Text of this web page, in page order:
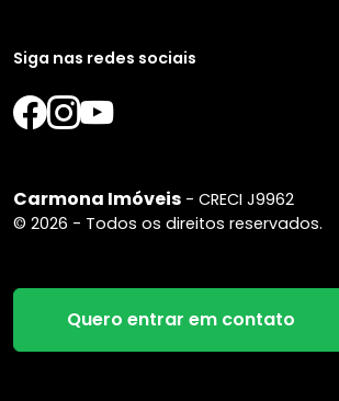
Siga nas redes sociais
Carmona Imóveis - CRECI J9962
© 2026 - Todos os direitos reservados.
Quero entrar em contato